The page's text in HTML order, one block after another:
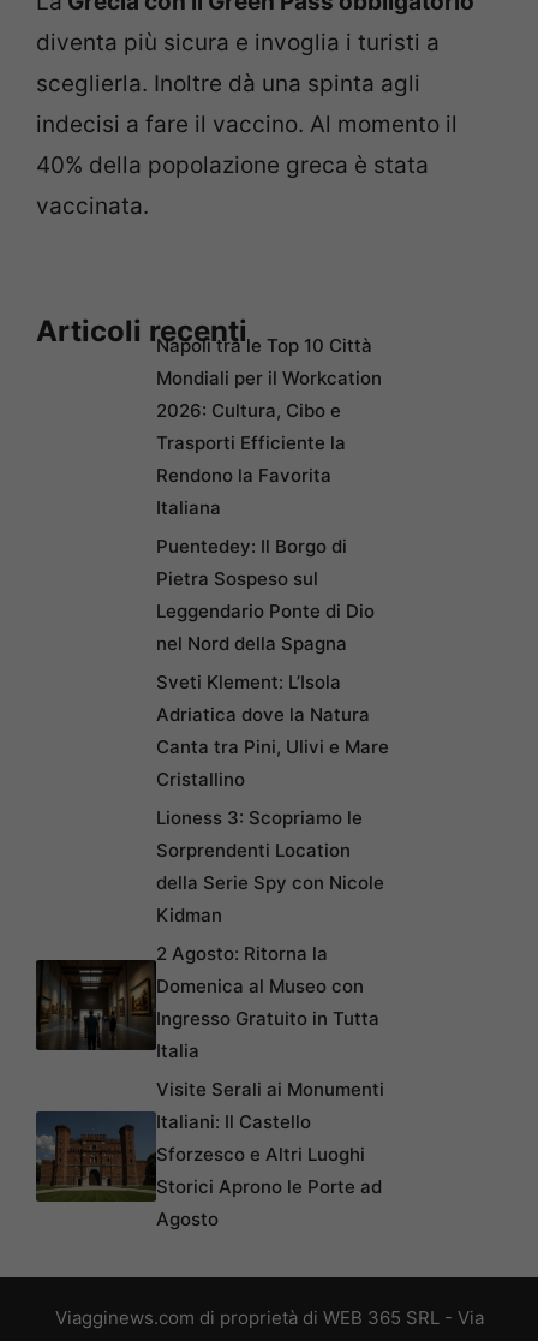
diventa più sicura e invoglia i turisti a
sceglierla. Inoltre dà una spinta agli
indecisi a fare il vaccino. Al momento il
40% della popolazione greca è stata
vaccinata.
Articoli recentiNapoli tra le Top 10 Città
Mondiali per il Workcation
2026: Cultura, Cibo e
Trasporti Efficiente la
Rendono la Favorita
Italiana
Puentedey: Il Borgo di
Pietra Sospeso sul
Leggendario Ponte di Dio
nel Nord della Spagna
Sveti Klement: L’Isola
Adriatica dove la Natura
Canta tra Pini, Ulivi e Mare
Cristallino
Lioness 3: Scopriamo le
Sorprendenti Location
della Serie Spy con Nicole
Kidman
2 Agosto: Ritorna la
Domenica al Museo con
Ingresso Gratuito in Tutta
Italia
Visite Serali ai Monumenti
Italiani: Il Castello
Sforzesco e Altri Luoghi
Storici Aprono le Porte ad
Agosto
Viagginews.com di proprietà di WEB 365 SRL - Via